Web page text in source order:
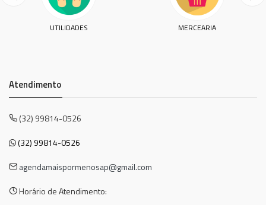
UTILIDADES MERCEARIA
Atendimento
(32) 99814-0526
(32) 99814-0526
agendamaispormenosap@gmail.com
Horário de Atendimento: